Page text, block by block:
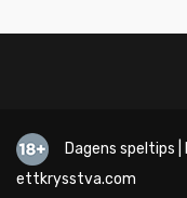
Dagens speltips
ettkrysstva.com